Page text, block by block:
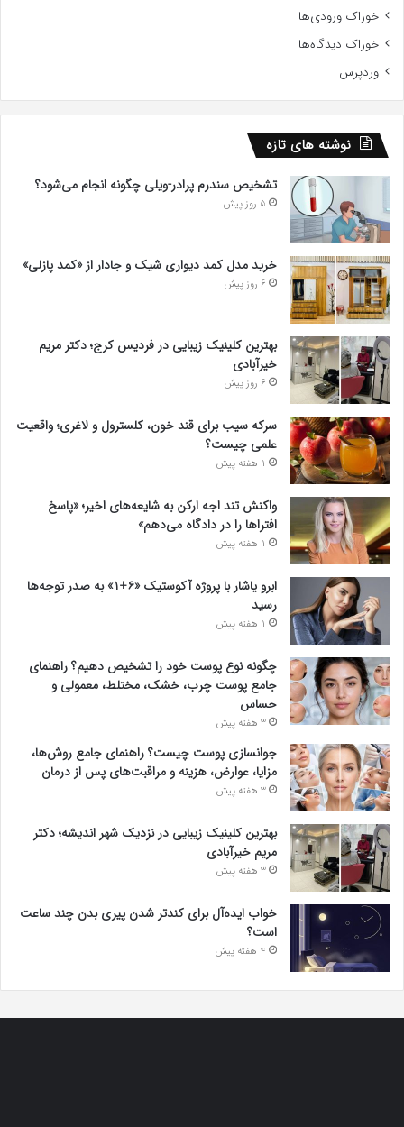
خوراک ورودی‌ها
خوراک دیدگاه‌ها
وردپرس
نوشته های تازه
تشخیص سندرم پرادر-ویلی چگونه انجام می‌شود؟
5 روز پیش
خرید مدل کمد دیواری شیک و جادار از «کمد پازلی»
6 روز پیش
بهترین کلینیک زیبایی در فردیس کرج؛ دکتر مریم
خیرآبادی
6 روز پیش
سرکه سیب برای قند خون، کلسترول و لاغری؛ واقعیت
علمی چیست؟
1 هفته پیش
واکنش تند اجه ارکن به شایعه‌های اخیر؛ «پاسخ
افتراها را در دادگاه می‌دهم»
1 هفته پیش
ابرو یاشار با پروژه آکوستیک «۶+۱» به صدر توجه‌ها
رسید
1 هفته پیش
چگونه نوع پوست خود را تشخیص دهیم؟ راهنمای
جامع پوست چرب، خشک، مختلط، معمولی و
حساس
3 هفته پیش
جوانسازی پوست چیست؟ راهنمای جامع روش‌ها،
مزایا، عوارض، هزینه و مراقبت‌های پس از درمان
3 هفته پیش
بهترین کلینیک زیبایی در نزدیک شهر اندیشه؛ دکتر
مریم خیرآبادی
3 هفته پیش
خواب ایده‌آل برای کندتر شدن پیری بدن چند ساعت
است؟
4 هفته پیش